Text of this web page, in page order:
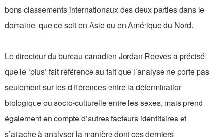
bons classements internationaux des deux parties dans le
domaine, que ce soit en Asie ou en Amérique du Nord.
Le directeur du bureau canadien Jordan Reeves a précisé
que le ‘plus’ fait référence au fait que l’analyse ne porte pas
seulement sur les différences entre la détermination
biologique ou socio-culturelle entre les sexes, mais prend
également en compte d’autres facteurs identitaires et
s’attache à analyser la manière dont ces derniers